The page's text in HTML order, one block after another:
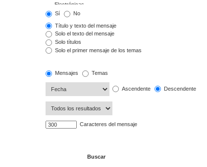
Sí No
Título y texto del mensaje
Solo el texto del mensaje
Solo títulos
Solo el primer mensaje de los temas
Mensajes Temas
Ascendente Descendente
Caracteres del mensaje